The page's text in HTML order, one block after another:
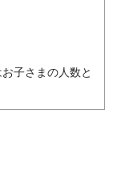
子さまの人数と